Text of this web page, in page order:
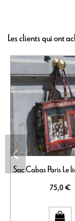
Les clients qui ont
Sac Cabas Paris Le
75,0 €